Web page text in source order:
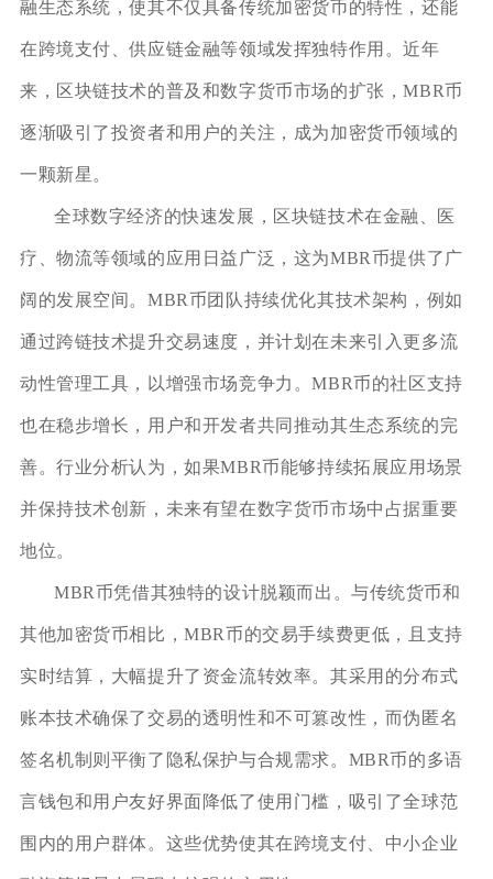
融生态系统，使其不仅具备传统加密货币的特性，还能
在跨境支付、供应链金融等领域发挥独特作用。近年
来，区块链技术的普及和数字货币市场的扩张，MBR币
逐渐吸引了投资者和用户的关注，成为加密货币领域的
一颗新星。
全球数字经济的快速发展，区块链技术在金融、医
疗、物流等领域的应用日益广泛，这为MBR币提供了广
阔的发展空间。MBR币团队持续优化其技术架构，例如
通过跨链技术提升交易速度，并计划在未来引入更多流
动性管理工具，以增强市场竞争力。MBR币的社区支持
也在稳步增长，用户和开发者共同推动其生态系统的完
善。行业分析认为，如果MBR币能够持续拓展应用场景
并保持技术创新，未来有望在数字货币市场中占据重要
地位。
MBR币凭借其独特的设计脱颖而出。与传统货币和
其他加密货币相比，MBR币的交易手续费更低，且支持
实时结算，大幅提升了资金流转效率。其采用的分布式
账本技术确保了交易的透明性和不可篡改性，而伪匿名
签名机制则平衡了隐私保护与合规需求。MBR币的多语
言钱包和用户友好界面降低了使用门槛，吸引了全球范
围内的用户群体。这些优势使其在跨境支付、中小企业